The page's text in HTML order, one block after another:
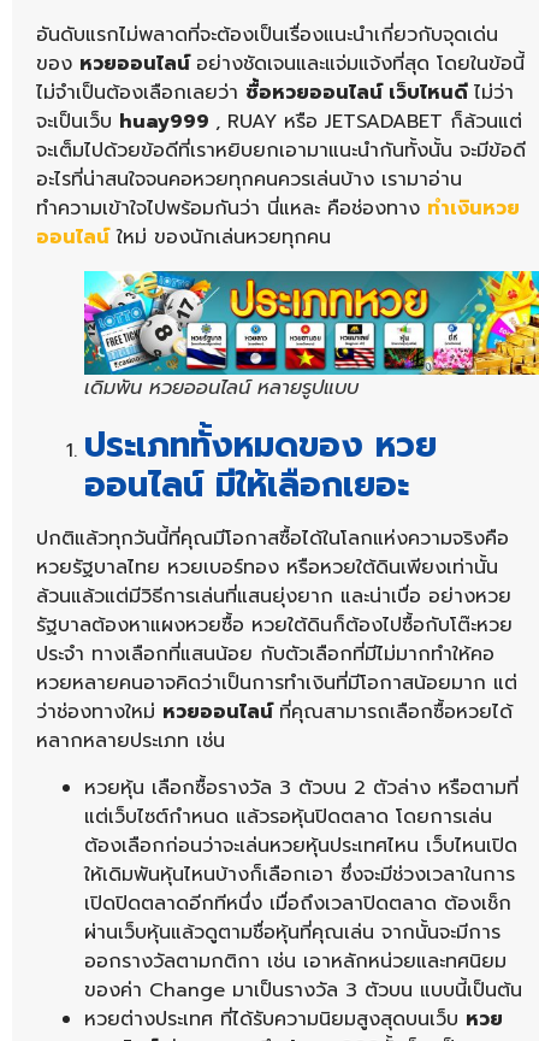
อันดับแรกไม่พลาดที่จะต้องเป็นเรื่องแนะนำเกี่ยวกับจุดเด่น
ของ หวยออนไลน์ อย่างชัดเจนและแจ่มแจ้งที่สุด โดยในข้อนี้
ไม่จำเป็นต้องเลือกเลยว่า ซื้อหวยออนไลน์ เว็บไหนดี ไม่ว่า
จะเป็นเว็บ huay999 , RUAY หรือ JETSADABET ก็ล้วนแต่
จะเต็มไปด้วยข้อดีที่เราหยิบยกเอามาแนะนำกันทั้งนั้น จะมีข้อดี
อะไรที่น่าสนใจจนคอหวยทุกคนควรเล่นบ้าง เรามาอ่าน
ทำความเข้าใจไปพร้อมกันว่า นี่แหละ คือช่องทาง ทำเงินหวย
ออนไลน์ใหม่ ของนักเล่นหวยทุกคน
เดิมพัน หวยออนไลน์ หลายรูปแบบ
ประเภททั้งหมดของ หวย
ออนไลน์ มีให้เลือกเยอะ
ปกติแล้วทุกวันนี้ที่คุณมีโอกาสซื้อได้ในโลกแห่งความจริงคือ
หวยรัฐบาลไทย หวยเบอร์ทอง หรือหวยใต้ดินเพียงเท่านั้น
ล้วนแล้วแต่มีวิธีการเล่นที่แสนยุ่งยาก และน่าเบื่อ อย่างหวย
รัฐบาลต้องหาแผงหวยซื้อ หวยใต้ดินก็ต้องไปซื้อกับโต๊ะหวย
ประจำ ทางเลือกที่แสนน้อย กับตัวเลือกที่มีไม่มากทำให้คอ
หวยหลายคนอาจคิดว่าเป็นการทำเงินที่มีโอกาสน้อยมาก แต่
ว่าช่องทางใหม่ หวยออนไลน์ ที่คุณสามารถเลือกซื้อหวยได้
หลากหลายประเภท เช่น
หวยหุ้น เลือกซื้อรางวัล 3 ตัวบน 2 ตัวล่าง หรือตามที่
แต่เว็บไซต์กำหนด แล้วรอหุ้นปิดตลาด โดยการเล่น
ต้องเลือกก่อนว่าจะเล่นหวยหุ้นประเทศไหน เว็บไหนเปิด
ให้เดิมพันหุ้นไหนบ้างก็เลือกเอา ซึ่งจะมีช่วงเวลาในการ
เปิดปิดตลาดอีกทีหนึ่ง เมื่อถึงเวลาปิดตลาด ต้องเช็ก
ผ่านเว็บหุ้นแล้วดูตามชื่อหุ้นที่คุณเล่น จากนั้นจะมีการ
ออกรางวัลตามกติกา เช่น เอาหลักหน่วยและทศนิยม
ของค่า Change มาเป็นรางวัล 3 ตัวบน แบบนี้เป็นต้น
หวยต่างประเทศ ที่ได้รับความนิยมสูงสุดบนเว็บ หวย